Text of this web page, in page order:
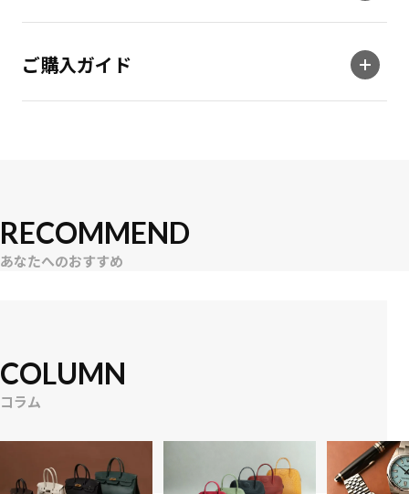
ご購入ガイド
RECOMMEND
あなたへのおすすめ
COLUMN
コラム